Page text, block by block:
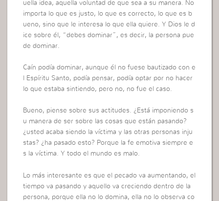
uella idea, aquella voluntad de que sea a su manera. No
importa lo que es justo, lo que es correcto, lo que es b
ueno, sino que le interesa lo que ella quiere. Y Dios le d
ice sobre él, “debes dominar”, es decir, la persona pue
de dominar.
Caín podía dominar, aunque él no fuese bautizado con e
l Espíritu Santo, podía pensar, podía optar por no hacer
lo que estaba sintiendo, pero no, no fue el caso.
Bueno, piense sobre sus actitudes. ¿Está imponiendo s
u manera de ser sobre las cosas que están pasando?
¿usted acaba siendo la víctima y las otras personas inju
stas? ¿ha pasado esto? Porque la fe emotiva siempre e
s la víctima. Y todo el mundo es malo.
Lo más interesante es que el pecado va aumentando, el
tiempo va pasando y aquello va creciendo dentro de la
persona, porque ella no lo domina, ella no lo observa co